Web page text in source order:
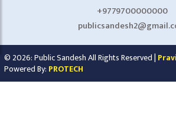
+9779700000000
© 2026: Public Sandesh All Rights Reserved |
Powered By: PROTECH